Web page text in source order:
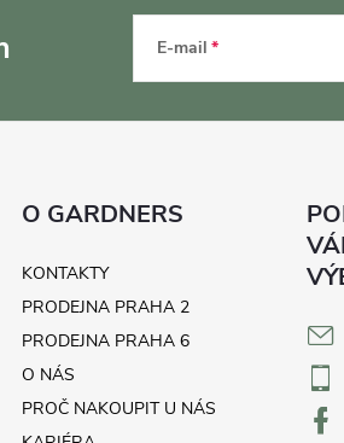
E-mail
O GARDNERS
KONTAKTY
PRODEJNA PRAHA 2
PRODEJNA PRAHA 6
O NÁS
PROČ NAKOUPIT U NÁS